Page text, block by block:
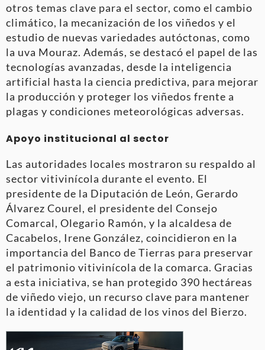
otros temas clave para el sector, como el cambio
climático, la mecanización de los viñedos y el
estudio de nuevas variedades autóctonas, como
la uva Mouraz. Además, se destacó el papel de las
tecnologías avanzadas, desde la inteligencia
artificial hasta la ciencia predictiva, para mejorar
la producción y proteger los viñedos frente a
plagas y condiciones meteorológicas adversas.
Apoyo institucional al sector
Las autoridades locales mostraron su respaldo al
sector vitivinícola durante el evento. El
presidente de la Diputación de León, Gerardo
Álvarez Courel, el presidente del Consejo
Comarcal, Olegario Ramón, y la alcaldesa de
Cacabelos, Irene González, coincidieron en la
importancia del Banco de Tierras para preservar
el patrimonio vitivinícola de la comarca. Gracias
a esta iniciativa, se han protegido 390 hectáreas
de viñedo viejo, un recurso clave para mantener
la identidad y la calidad de los vinos del Bierzo.